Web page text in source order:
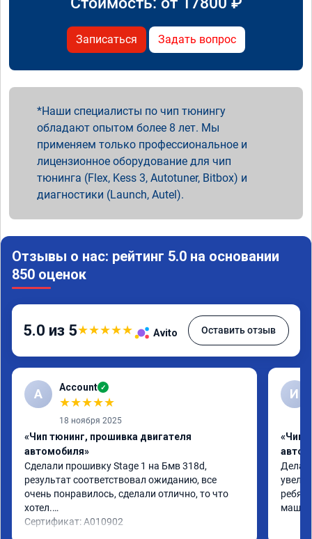
Записаться Задать вопрос
Наши специалисты по чип тюнингу
обладают опытом более 8 лет. Мы
применяем только профессиональное и
лицензионное оборудование для чип
тюнинга (Flex, Kess 3, Autotuner, Bitbox) и
диагностики (Launch, Autel).
Отзывы о нас: рейтинг 5.0 на основании
850 оценок
5.0 из 5★★★★★ Avito Оставить отзыв
A Account ✓
★★★★★
18 ноября 2025
«Чип тюнинг, прошивка двигателя
автомобиля»
Сделали прошивку Stage 1 на Бмв 318d,
результат соответствовал ожиданию, все
очень понравилось, сделали отлично, то что
хотел.
Сертификат: A010902
И
«Чип